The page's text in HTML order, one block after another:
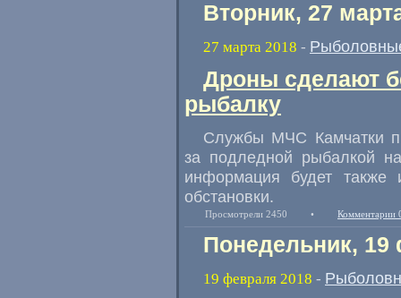
Вторник, 27
27 марта 2018 -
Дроны сделают
рыбалку
Службы МЧС Камчатки
за подледной рыбалкой
информация будет также
обстановки.
Просмотрели 2450 • Комментарии
Понедельник, 19
19 февраля 2018 -